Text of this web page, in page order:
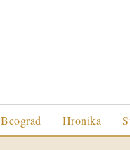
Beograd Hronika